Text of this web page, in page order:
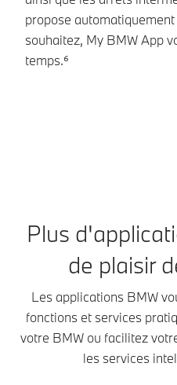
propose
souhaitez, My BMW App
temps.⁶
Plus
de plaisir
Les applications BMW
fonctions et services
votre BMW ou facilitez
les services